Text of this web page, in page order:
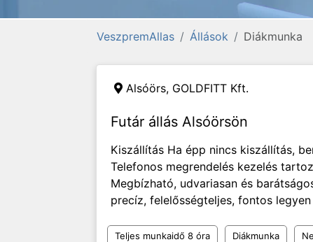
VeszpremAllas Állások Diákmunka
Alsóörs, GOLDFITT Kft.
Futár állás Alsóörsön
Kiszállítás Ha épp nincs kiszállítás,
Telefonos megrendelés kezelés
Megbízható, udvariasan és
precíz, felelősségteljes, fontos
Teljes munkaidő 8 óra Diákmunka